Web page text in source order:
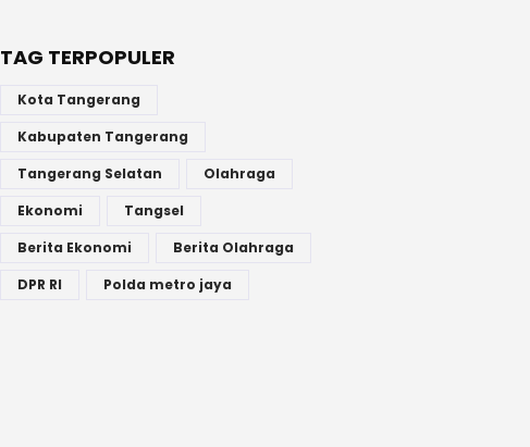
TAG TERPOPULER
Kota Tangerang
Kabupaten Tangerang
Tangerang Selatan
Olahraga
Ekonomi
Tangsel
Berita Ekonomi
Berita Olahraga
DPR RI
Polda metro jaya